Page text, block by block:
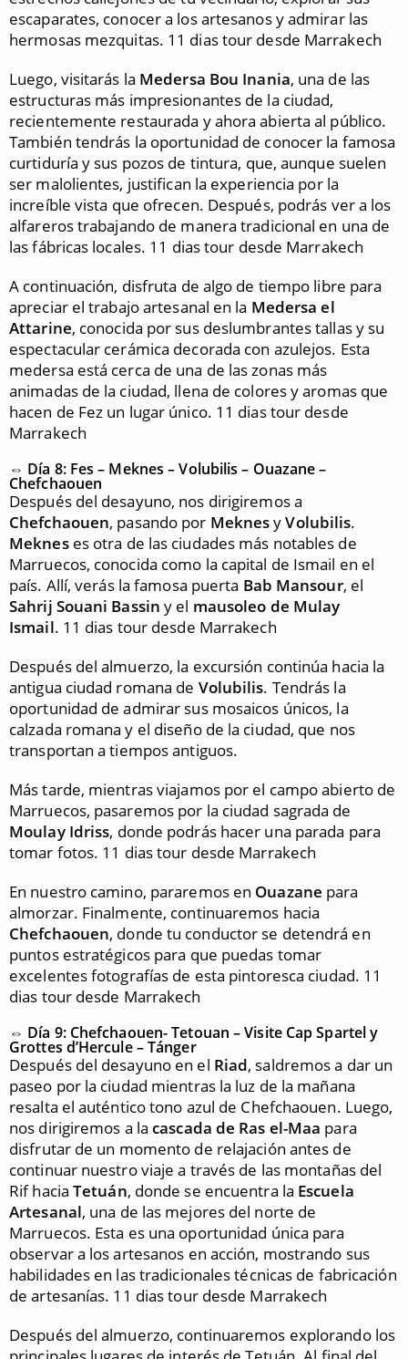
escaparates, conocer a los artesanos y admirar las
hermosas mezquitas. 11 dias tour desde Marrakech
Luego, visitarás la Medersa Bou Inania, una de las
estructuras más impresionantes de la ciudad,
recientemente restaurada y ahora abierta al público.
También tendrás la oportunidad de conocer la famosa
curtiduría y sus pozos de tintura, que, aunque suelen
ser malolientes, justifican la experiencia por la
increíble vista que ofrecen. Después, podrás ver a los
alfareros trabajando de manera tradicional en una de
las fábricas locales. 11 dias tour desde Marrakech
A continuación, disfruta de algo de tiempo libre para
apreciar el trabajo artesanal en la Medersa el
Attarine, conocida por sus deslumbrantes tallas y su
espectacular cerámica decorada con azulejos. Esta
medersa está cerca de una de las zonas más
animadas de la ciudad, llena de colores y aromas que
hacen de Fez un lugar único. 11 dias tour desde
Marrakech
⇔ Día 8: Fes – Meknes – Volubilis – Ouazane –
Chefchaouen
Después del desayuno, nos dirigiremos a
Chefchaouen, pasando por MeknesyVolubilis.
Mekneses otra de las ciudades más notables de
Marruecos, conocida como la capital de Ismail en el
país. Allí, verás la famosa puerta Bab Mansour, el
Sahrij Souani Bassin y el mausoleo de Mulay
Ismail. 11 dias tour desde Marrakech
Después del almuerzo, la excursión continúa hacia la
antigua ciudad romana de Volubilis. Tendrás la
oportunidad de admirar sus mosaicos únicos, la
calzada romana y el diseño de la ciudad, que nos
transportan a tiempos antiguos.
Más tarde, mientras viajamos por el campo abierto de
Marruecos, pasaremos por la ciudad sagrada de
Moulay Idriss, donde podrás hacer una parada para
tomar fotos. 11 dias tour desde Marrakech
En nuestro camino, pararemos en Ouazane para
almorzar. Finalmente, continuaremos hacia
Chefchaouen, donde tu conductor se detendrá en
puntos estratégicos para que puedas tomar
excelentes fotografías de esta pintoresca ciudad. 11
dias tour desde Marrakech
⇔ Día 9: Chefchaouen- Tetouan – Visite Cap Spartel y
Grottes d’Hercule – Tánger
Después del desayuno en el Riad, saldremos a dar un
paseo por la ciudad mientras la luz de la mañana
resalta el auténtico tono azul de Chefchaouen. Luego,
nos dirigiremos a lacascada de Ras el-Maa para
disfrutar de un momento de relajación antes de
continuar nuestro viaje a través de las montañas del
Rif hacia Tetuán, donde se encuentra la Escuela
Artesanal, una de las mejores del norte de
Marruecos. Esta es una oportunidad única para
observar a los artesanos en acción, mostrando sus
habilidades en las tradicionales técnicas de fabricación
de artesanías. 11 dias tour desde Marrakech
Después del almuerzo, continuaremos explorando los